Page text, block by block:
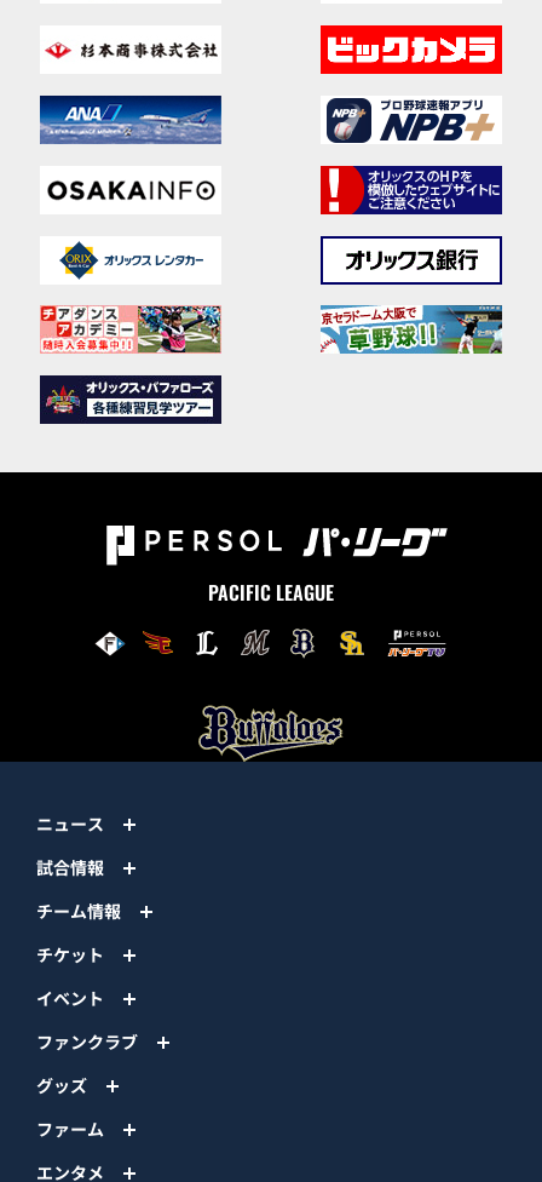
PACIFIC LEAGUE
ニュース
試合情報
チーム情報
チケット
イベント
ファンクラブ
グッズ
ファーム
エンタメ